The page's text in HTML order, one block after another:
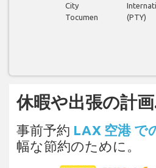
City
Tocumen
(PTY)
休暇や出張の計画
事前予約 LAX 空港 で
幅な節約のために。